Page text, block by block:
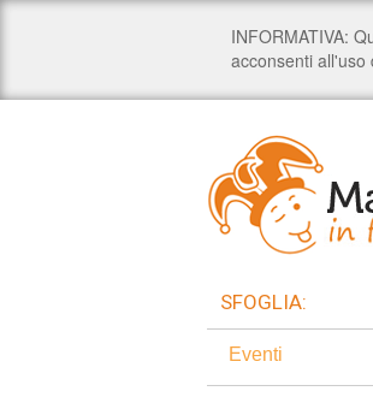
SFOGLIA:
Eventi